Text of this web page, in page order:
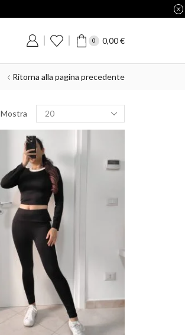
0 0,00€
Ritorna alla pagina precedente
Mostra